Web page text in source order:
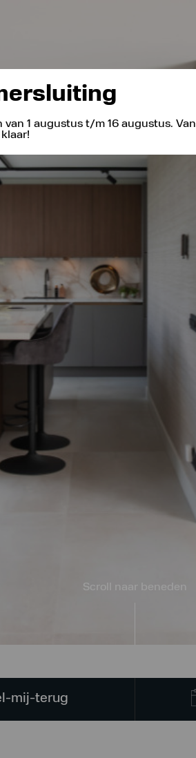
Scroll naar beneden
mij-terug
1 augustus t/m 16 augustus.